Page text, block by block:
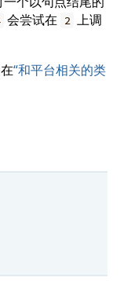
会尝试在 2 上调
“和平台相关的类